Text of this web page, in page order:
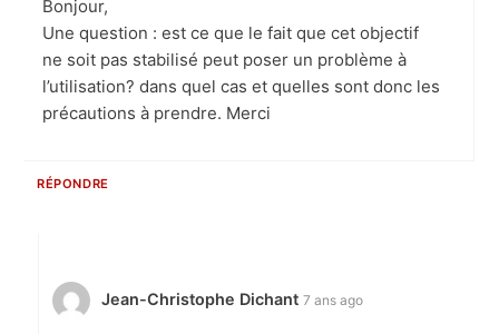
Bonjour,
Une question : est ce que le fait que cet objectif
ne soit pas stabilisé peut poser un problème à
l’utilisation? dans quel cas et quelles sont donc les
précautions à prendre. Merci
RÉPONDRE
Jean-Christophe Dichant 7 ans ago